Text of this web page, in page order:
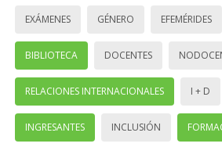
EXÁMENES GÉNERO EFEMÉRIDES
BIBLIOTECA DOCENTES
RELACIONES INTERNACIONALES I + D
INGRESANTES INCLUSIÓN